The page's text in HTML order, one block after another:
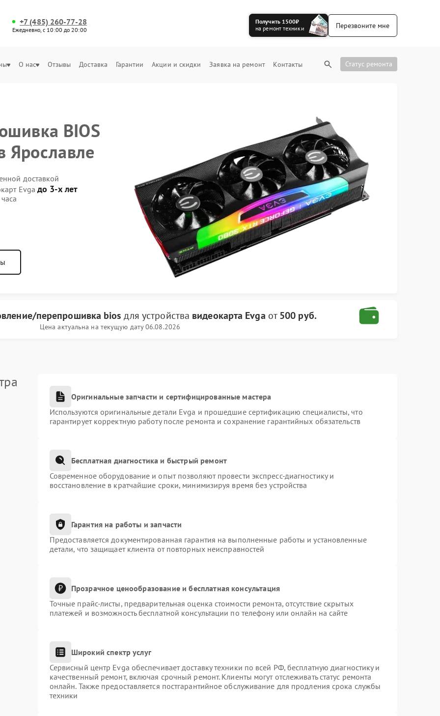
+7 (485) 260-77-28
Ежедневно, с 10:00 до 20:00
Получить 1500₽
на ремонт техники
Перезвоните мне
О нас Отзывы Доставка Гарантии Акции и скидки Заявка на ремонт Контакты Статус ремонта
BIOS
Ярославле
доставкой
Evga до 3-х лет
перепрошивка bios для устройства видеокарта Evga от500 руб.
Цена актуальна на текущую дату 06.08.2026
Оригинальные запчасти и сертифицированные мастера
Используются оригинальные детали Evga и прошедшие сертификацию специалисты, что
гарантирует корректную работу после ремонта и сохранение гарантийных обязательств
Бесплатная диагностика и быстрый ремонт
Современное оборудование и опыт позволяют провести экспресс-диагностику и
восстановление в кратчайшие сроки, минимизируя время без устройства
Гарантия на работы и запчасти
Предоставляется документированная гарантия на выполненные работы и установленные
детали, что защищает клиента от повторных неисправностей
Прозрачное ценообразование и бесплатная консультация
Точные прайс-листы, предварительная оценка стоимости ремонта, отсутствие скрытых
платежей и возможность бесплатной консультации по телефону или онлайн на сайте
Широкий спектр услуг
Сервисный центр Evga обеспечивает доставку техники по всей РФ, бесплатную диагностику и
качественный ремонт, включая срочный ремонт. Клиенты могут отслеживать статус ремонта
онлайн. Также предоставляется постгарантийное обслуживание для продления срока службы
техники